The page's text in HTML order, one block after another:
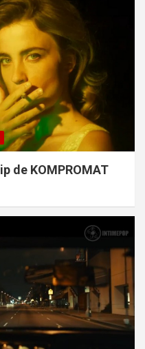
de KOMPROMAT